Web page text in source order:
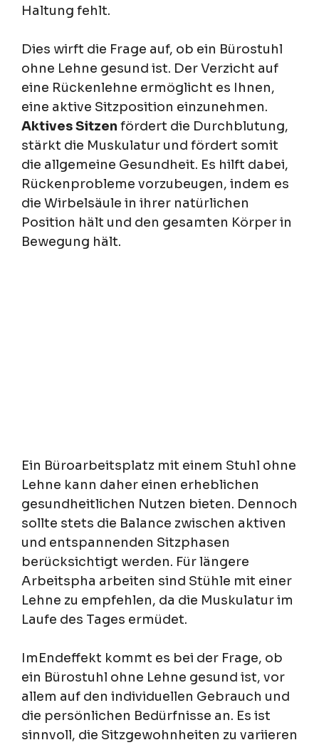
Haltung fehlt.
Dies wirft die Frage auf, ob ein Bürostuhl
ohne Lehne gesund ist. Der Verzicht auf
eine Rückenlehne ermöglicht es Ihnen,
eine aktive Sitzposition einzunehmen.
Aktives Sitzen fördert die Durchblutung,
stärkt die Muskulatur und fördert somit
die allgemeine Gesundheit. Es hilft dabei,
Rückenprobleme vorzubeugen, indem es
die Wirbelsäule in ihrer natürlichen
Position hält und den gesamten Körper in
Bewegung hält.
Ein Büroarbeitsplatz mit einem Stuhl ohne
Lehne kann daher einen erheblichen
gesundheitlichen Nutzen bieten. Dennoch
sollte stets die Balance zwischen aktiven
und entspannenden Sitzphasen
berücksichtigt werden. Für längere
Arbeitspha arbeiten sind Stühle mit einer
Lehne zu empfehlen, da die Muskulatur im
Laufe des Tages ermüdet.
ImEndeffekt kommt es bei der Frage, ob
ein Bürostuhl ohne Lehne gesund ist, vor
allem auf den individuellen Gebrauch und
die persönlichen Bedürfnisse an. Es ist
sinnvoll, die Sitzgewohnheiten zu variieren